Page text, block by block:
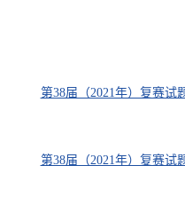
第38届（2021年）复赛试
第38届（2021年）复赛试